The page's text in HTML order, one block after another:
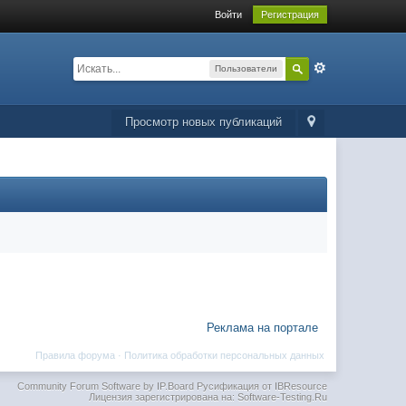
Войти Регистрация
Пользователи
Просмотр новых публикаций
Реклама на портале
Политика обработки персональных данных
Правила форума ·
Community Forum Software by IP.BoardРусификация от IBResource
Лицензия зарегистрирована на: Software-Testing.Ru